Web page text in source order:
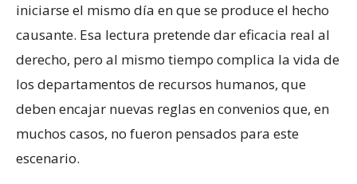
iniciarse el mismo día en que se produce el hecho
causante. Esa lectura pretende dar eficacia real al
derecho, pero al mismo tiempo complica la vida de
los departamentos de recursos humanos, que
deben encajar nuevas reglas en convenios que, en
muchos casos, no fueron pensados para este
escenario.